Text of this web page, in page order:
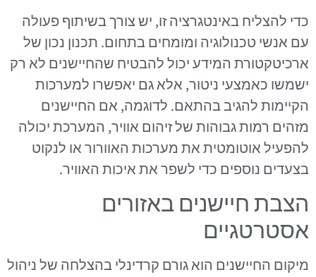
כדי להצליח באינטגרציה זו, יש צורך בשיתוף פעולה
עם אנשי טכנולוגיה ומומחים בתחום. תכנון נכון של
ארכיטקטורת המידע יכול להבטיח שהחיישנים לא רק
ישמשו כאמצעי ניטור, אלא גם יאפשרו למערכות
הקיימות להגיב בהתאם. לדוגמה, אם החיישנים
מזהים רמות גבוהות של זיהום אוויר, המערכת יכולה
להפעיל אוטומטית את מערכות האוורור או לנקוט
בצעדים נוספים כדי לשפר את איכות האוויר.
הצבת חיישנים באזורים
אסטרטגיים
מיקום החיישנים הוא גורם קרדינלי בהצלחה של ניהול